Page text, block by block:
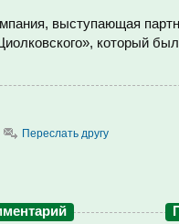
выступающая
который
Переслать другу